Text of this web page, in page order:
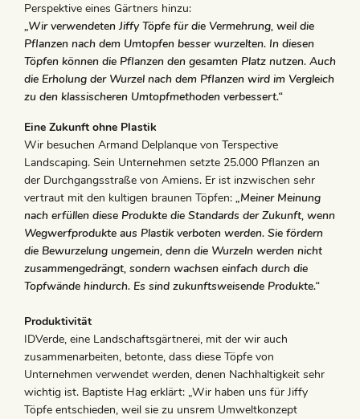
Perspektive eines Gärtners hinzu:
„Wir verwendeten Jiffy Töpfe für die Vermehrung, weil die
Pflanzen nach dem Umtopfen besser wurzelten. In diesen
Töpfen können die Pflanzen den gesamten Platz nutzen. Auch
die Erholung der Wurzel nach dem Pflanzen wird im Vergleich
zu den klassischeren Umtopfmethoden verbessert.“
Eine Zukunft ohne Plastik
Wir besuchen Armand Delplanque von Terspective
Landscaping. Sein Unternehmen setzte 25.000 Pflanzen an
der Durchgangsstraße von Amiens. Er ist inzwischen sehr
vertraut mit den kultigen braunen Töpfen: „Meiner Meinung
nach erfüllen diese Produkte die Standards der Zukunft, wenn
Wegwerfprodukte aus Plastik verboten werden. Sie fördern
die Bewurzelung ungemein, denn die Wurzeln werden nicht
zusammengedrängt, sondern wachsen einfach durch die
Topfwände hindurch. Es sind zukunftsweisende Produkte.“
Produktivität
IDVerde, eine Landschaftsgärtnerei, mit der wir auch
zusammenarbeiten, betonte, dass diese Töpfe von
Unternehmen verwendet werden, denen Nachhaltigkeit sehr
wichtig ist. Baptiste Hag erklärt: „Wir haben uns für Jiffy
Töpfe entschieden, weil sie zu unsrem Umweltkonzept